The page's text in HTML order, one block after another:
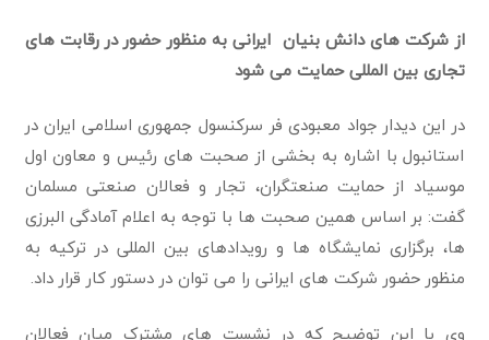
از شرکت های دانش بنیان ایرانی به منظور حضور در رقابت های
تجاری بین المللی حمایت می شود
در این دیدار جواد معبودی فر سرکنسول جمهوری اسلامی ایران در
استانبول با اشاره به بخشی از صحبت های رئیس و معاون اول
موسیاد از حمایت صنعتگران، تجار و فعالان صنعتی مسلمان
گفت: بر اساس همین صحبت ها با توجه به اعلام آمادگی البرزی
ها، برگزاری نمایشگاه ها و رویدادهای بین المللی در ترکیه به
منظور حضور شرکت های ایرانی را می توان در دستور کار قرار داد.
وی با این توضیح که در نشست های مشترک میان فعالان